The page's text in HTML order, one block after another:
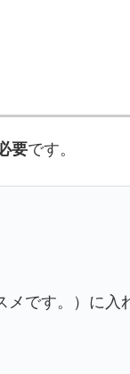
要です。
です。）に入